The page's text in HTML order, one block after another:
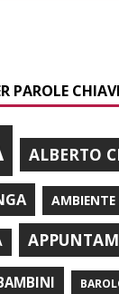
PAROLE
ALBERTO
AMBIENTE